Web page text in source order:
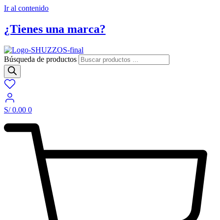
Ir al contenido
¿Tienes una marca?
Búsqueda de productos
S/0.00 0